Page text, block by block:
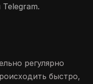
регулярно
быстро,